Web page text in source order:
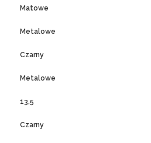
Matowe
Metalowe
Czarny
Metalowe
13,5
Czarny